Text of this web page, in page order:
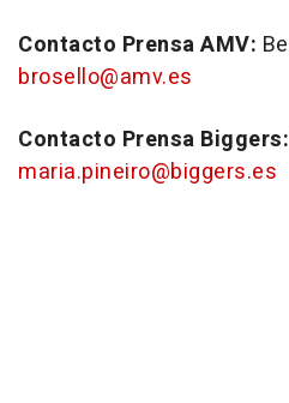
Contacto Prensa AMV:
brosello@amv.es
Contacto Prensa Biggers:
maria.pineiro@biggers.es